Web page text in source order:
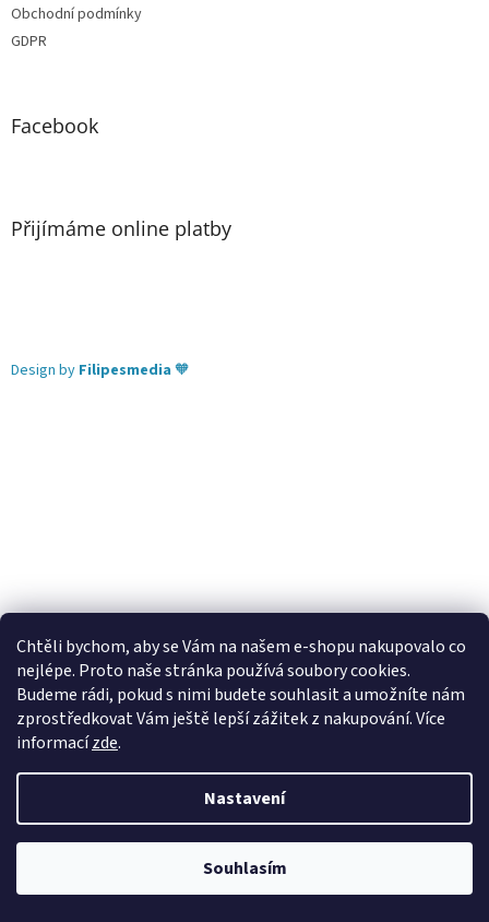
Chtěli bychom, aby se Vám na našem e-shopu nakupovalo co
nejlépe. Proto naše stránka používá soubory cookies.
Budeme rádi, pokud s nimi budete souhlasit a umožníte nám
zprostředkovat Vám ještě lepší zážitek z nakupování.Více
informacízde.
Nastavení
Souhlasím
Obchodní podmínky
GDPR
Facebook
Přijímáme online platby
Design by Filipesmedia 🧡
Lekva nábytek ubytování pod Pálavou kování Tulip
úchytky Gamet
úchytky Siro Blum - perfecting motion
Vytvořil Shoptet
Vše pro truhláře.cz. Všechna práva vyhrazena.